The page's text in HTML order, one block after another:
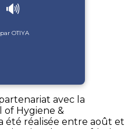
🔊
OTIYA
avec la
of Hygiene &
été réalisée entre août et